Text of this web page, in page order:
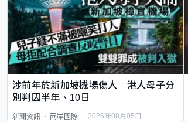
涉前年於新加坡機場傷人 港人母子分
別判囚半年、10日
新聞資訊 兩岸國際 2026年08月05日